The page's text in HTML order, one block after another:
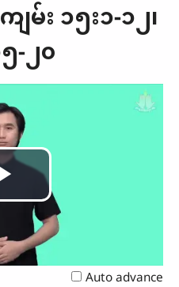
း ၁၅း၁-၁၂၊
-၂၀
Play
Video
Auto advance